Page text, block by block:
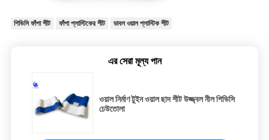
পিভিসি ফাঁপা শীট ফাঁপা প্লাস্টিকের শীট ডাবল ওয়াল প্লাস্টিক শীট
এর সেরা মূল্য পান
ওয়াল নির্মাণ টুইন ওয়াল ছাদ শীট উজ্জ্বল নীল পিভিসি
ঢেউতোলা